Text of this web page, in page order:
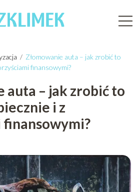
/ Złomowanie auta – jak zrobić to
finansowymi?
auta – jak zrobić to
i z